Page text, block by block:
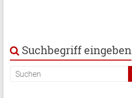
Suchbegriff eingeben